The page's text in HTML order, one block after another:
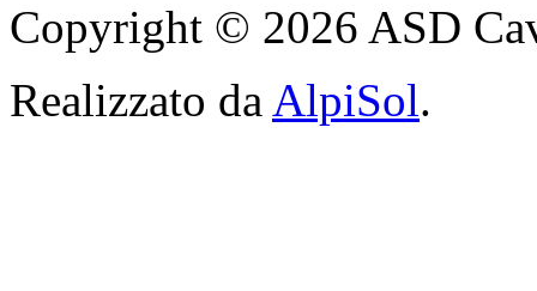
Copyright © 2026 ASD
Realizzato da AlpiSol.